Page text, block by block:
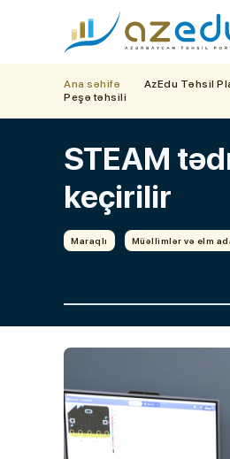
Ana səhifə AzEdu Təhsil
Peşə təhsili
STEAM
keçirilir
Maraqlı Müəllimlər və elm